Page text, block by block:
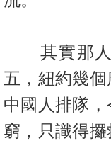
手
於
我
們
其實那人
五，紐約幾
中國人排隊
窮， 只識得